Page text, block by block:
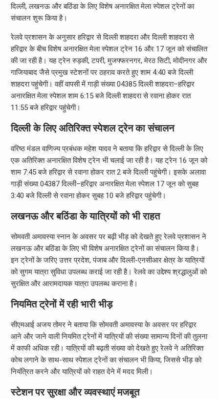
दिल्ली, लखनऊ और बठिंडा के लिए विशेष अनारक्षित मेला स्पेशल ट्रेनों का
संचालन शुरू किया है।
रेलवे प्रशासन के अनुसार हरिद्वार से दिल्ली शाहदरा और दिल्ली शाहदरा से
हरिद्वार के बीच विशेष अनारक्षित मेला स्पेशल ट्रेन 16 और 17 जून को संचालित
की जा रही है। यह ट्रेन रुड़की, टपरी, मुजफ्फरनगर, मेरठ सिटी, मोदीनगर और
गाजियाबाद जैसे प्रमुख स्टेशनों पर ठहराव करते हुए शाम 4:40 बजे दिल्ली
शाहदरा पहुंचेगी। वहीं वापसी में गाड़ी संख्या 04385 दिल्ली शाहदरा–हरिद्वार
अनारक्षित मेला स्पेशल शाम 6:15 बजे दिल्ली शाहदरा से रवाना होकर रात
11:55 बजे हरिद्वार पहुंचेगी।
दिल्ली के लिए अतिरिक्त स्पेशल ट्रेन का संचालन
वरिष्ठ मंडल वाणिज्य प्रबंधक महेश यादव ने बताया कि हरिद्वार से दिल्ली के लिए
एक अतिरिक्त अनारक्षित विशेष ट्रेन भी चलाई जा रही है। यह ट्रेन 16 जून को
शाम 7:45 बजे हरिद्वार से रवाना होकर रात 2 बजे दिल्ली पहुंचेगी। इसके अलावा
गाड़ी संख्या 04387 दिल्ली–हरिद्वार अनारक्षित मेला स्पेशल 17 जून को सुबह
3:40 बजे दिल्ली से रवाना होकर सुबह 10 बजे हरिद्वार पहुंचेगी।
लखनऊ और बठिंडा के यात्रियों को भी राहत
सोमवती अमावस्या स्नान के अवसर पर बढ़ी भीड़ को देखते हुए रेलवे प्रशासन ने
लखनऊ और बठिंडा के लिए भी विशेष अनारक्षित ट्रेनों का संचालन किया है।
इन ट्रेनों के जरिए उत्तर प्रदेश, पंजाब और दिल्ली-एनसीआर क्षेत्र के यात्रियों
को सुगम यात्रा सुविधा उपलब्ध कराई जा रही है। रेलवे का उद्देश्य श्रद्धालुओं को
सुरक्षित और आरामदायक यात्रा उपलब्ध कराना है।
नियमित ट्रेनों में रही भारी भीड़
सीएमआई अजय तोमर ने बताया कि सोमवती अमावस्या के अवसर पर हरिद्वार
आने और जाने वाली नियमित ट्रेनों में यात्रियों की संख्या सामान्य दिनों की तुलना
में काफी अधिक रही। यात्रियों की बढ़ती संख्या को देखते हुए रेलवे ने अतिरिक्त
कोच लगाने के साथ-साथ स्पेशल ट्रेनों का संचालन भी किया, जिससे भीड़ को
नियंत्रित करने और यात्रियों को राहत देने में मदद मिली।
स्टेशन पर सुरक्षा और व्यवस्थाएं मजबूत